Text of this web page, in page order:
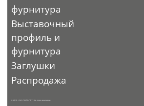
фурнитура
Выставочный
профиль и
фурнитура
Заглушки
Распродажа
© 2010 - 2026. ЭКСПО-ТОРГ. Все права защищены.